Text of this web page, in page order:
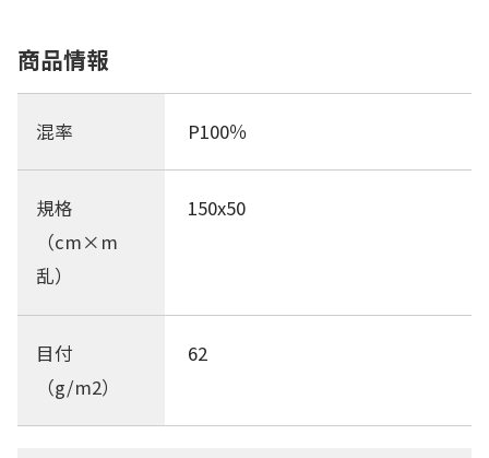
商品情報
混率 P100％
規格
（cm×m
乱）
150x50
目付
（g/m2）
62